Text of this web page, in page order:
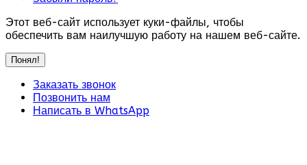
Этот веб-сайт использует куки-файлы, чтобы
обеспечить вам наилучшую работу на нашем веб-сайте.
Понял!
Заказать звонок
Позвонить нам
Написать в WhatsApp